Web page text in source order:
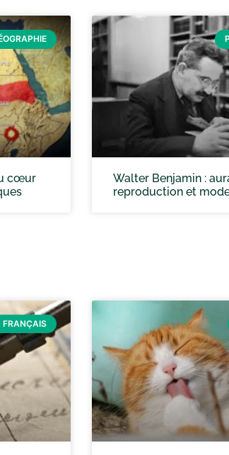
cœur
Walter Benjamin :
reproduction et
FRANÇAIS